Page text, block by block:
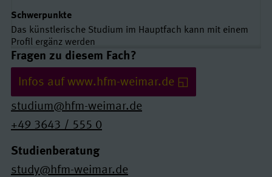
Schwerpunkte
Das künstlerische Studium im Hauptfach kann mit einem
Profil ergänz werden
Links und Kontakte
Fragen zu diesem Fach?
Infos auf www.hfm-weimar.de
studium@hfm-weimar.de
+49 3643 / 555 0
Studienberatung
study@hfm-weimar.de